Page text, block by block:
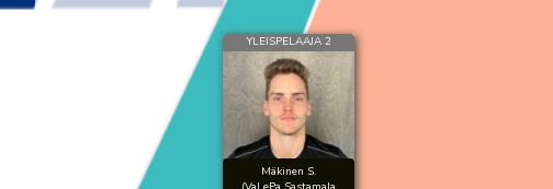
YLEISPELAAJA 2
Mäkinen S.